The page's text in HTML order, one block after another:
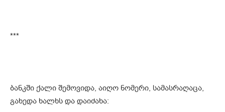
***
ბანკში ქალი შემოვიდა, აიღო ნომერი, სამასრაღაცა,
გახედა ხალხს და დაიძახა: